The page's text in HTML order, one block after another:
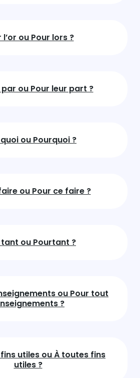
l’or ou Pour lors ?
ou Pour leur part ?
ou Pourquoi ?
ou Pour ce faire ?
tant ou Pourtant ?
ou Pour tout
?
utiles ou À toutes fins
utiles ?